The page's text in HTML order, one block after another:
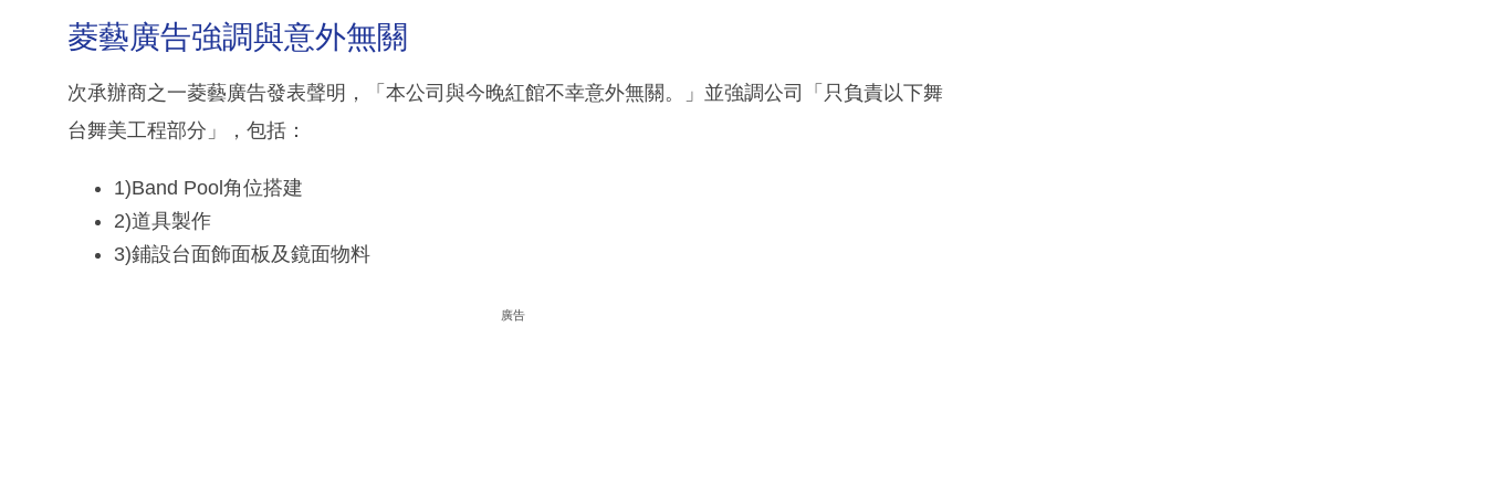
菱藝廣告強調與意外無關
次承辦商之一菱藝廣告發表聲明，「本公司與今晚紅館不幸意外無關。」並強調公司「只負責以下舞
台舞美工程部分」，包括：
1)Band Pool角位搭建
2)道具製作
3)鋪設台面飾面板及鏡面物料
廣告